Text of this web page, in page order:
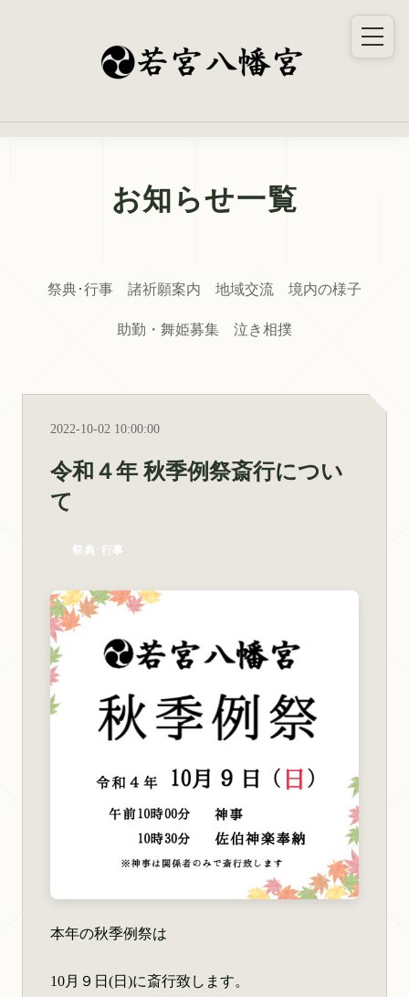
お知らせ一覧
祭典･行事 諸祈願案内 地域交流 境内の様子
助勤・舞姫募集 泣き相撲
2022-10-02 10:00:00
令和４年 秋季例祭斎行につい
て
祭典･行事
本年の秋季例祭は
10月９日(日)に斎行致します。